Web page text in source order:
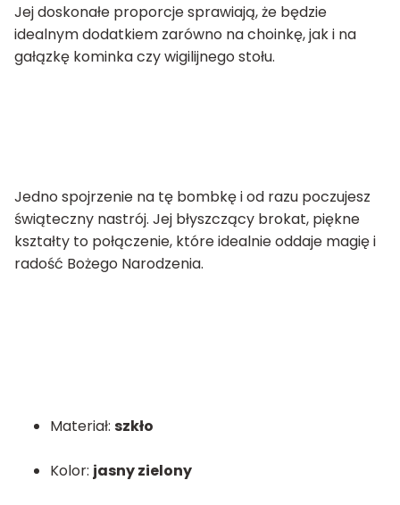
Jej doskonałe proporcje sprawiają, że będzie
idealnym dodatkiem zarówno na choinkę, jak i na
gałązkę kominka czy wigilijnego stołu.
Jedno spojrzenie na tę bombkę i od razu poczujesz
świąteczny nastrój. Jej błyszczący brokat, piękne
kształty to połączenie, które idealnie oddaje magię i
radość Bożego Narodzenia.
Materiał: szkło
Kolor: jasny zielony